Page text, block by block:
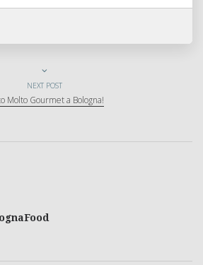
NEXT POST
Molto Gourmet a Bologna!